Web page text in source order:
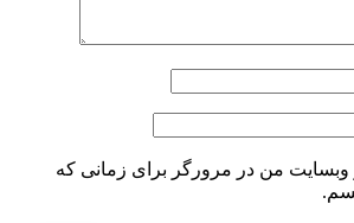
وبسایت من در مرورگر برای زمانی که